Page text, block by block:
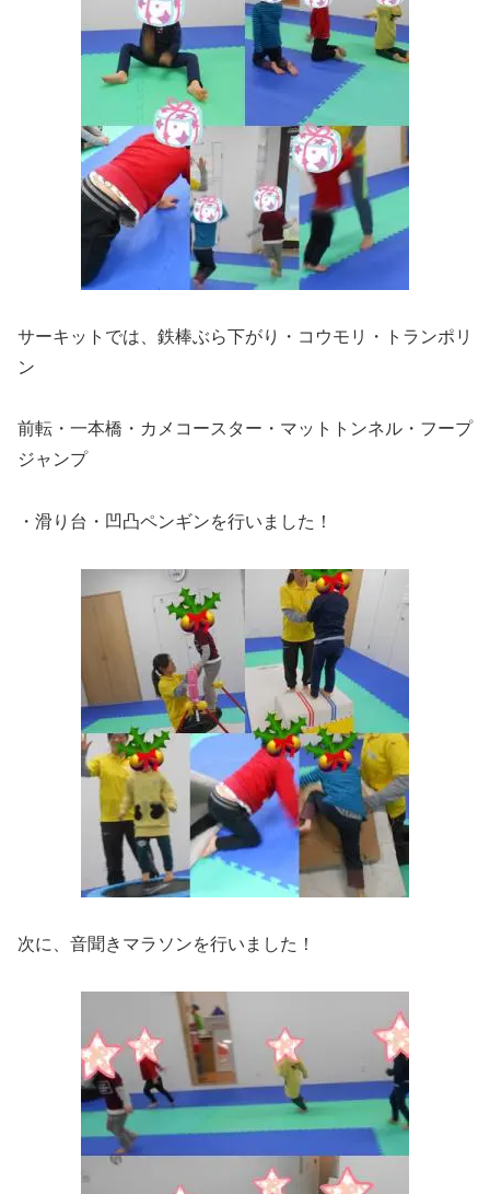
サーキットでは、鉄棒ぶら下がり・コウモリ・トランポリ
ン
前転・一本橋・カメコースター・マットトンネル・フープ
ジャンプ
・滑り台・凹凸ペンギンを行いました！
次に、音聞きマラソンを行いました！